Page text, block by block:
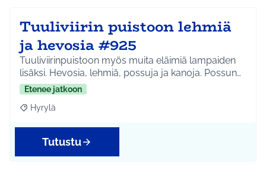
Tuuliviirin puistoon lehmiä
ja hevosia #925
Tuuliviirinpuistoon myös muita eläimiä lampaiden
lisäksi. Hevosia, lehmiä, possuja ja kanoja. Possun…
Etenee jatkoon
Rajaa tulokset aihepiirin mukaan: Hyrylä
Hyrylä
Tutustu